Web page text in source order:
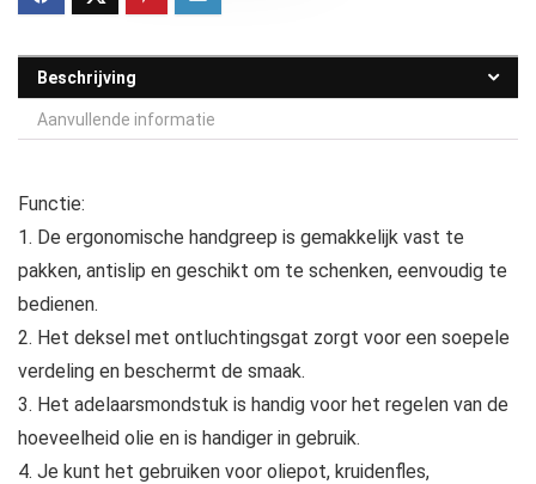
Beschrijving
Aanvullende informatie
Functie:
1. De ergonomische handgreep is gemakkelijk vast te
pakken, antislip en geschikt om te schenken, eenvoudig te
bedienen.
2. Het deksel met ontluchtingsgat zorgt voor een soepele
verdeling en beschermt de smaak.
3. Het adelaarsmondstuk is handig voor het regelen van de
hoeveelheid olie en is handiger in gebruik.
4. Je kunt het gebruiken voor oliepot, kruidenfles,